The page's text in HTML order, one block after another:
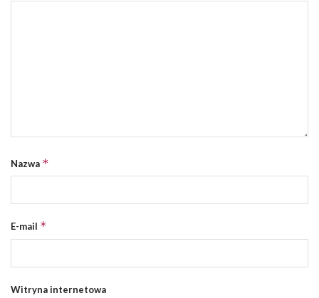
Nazwa *
E-mail *
Witryna internetowa